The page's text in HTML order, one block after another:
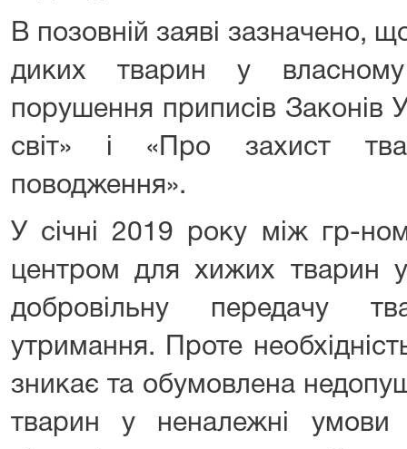
В позовній заяві зазначено,
диких тварин у
порушення приписів Законів
світ» і «Про захист
поводження».
У січні 2019 року між гр-
центром для хижих тварин
добровільну передачу
утримання. Проте
зникає та обумовлена
тварин у неналежні умови